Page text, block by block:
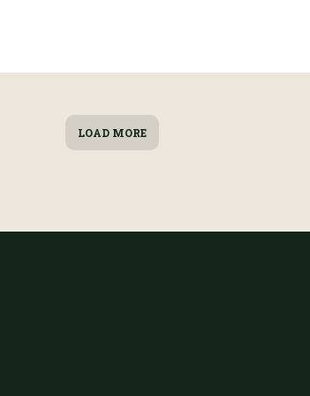
LOAD MORE